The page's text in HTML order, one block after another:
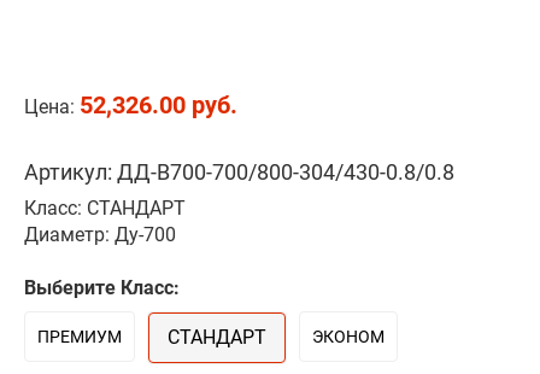
Цена: 52,326.00 руб.
Артикул: ДД-В700-700/800-304/430-0.8/0.8
Класс: СТАНДАРТ
Диаметр: Ду-700
Выберите Класс:
ПРЕМИУМ СТАНДАРТ ЭКОНОМ